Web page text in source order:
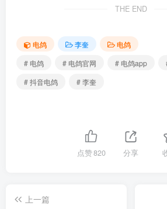
THE END
电鸽 李奎
电鸽
# 电鸽
# 电鸽官网 # 电鸽app
# 抖音电鸽
# 李奎
点赞820 分享
上一篇